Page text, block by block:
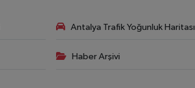
Antalya Trafik Yoğunluk Haritası
Haber Arşivi